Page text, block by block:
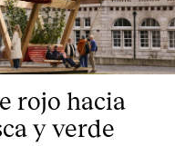
rojo hacia
y verde